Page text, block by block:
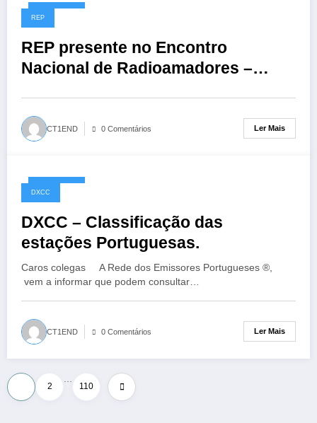
01/06/2026
REP
REP presente no Encontro
Nacional de Radioamadores –
CT1END 0 Comentários Ler Mais
10/05/2026
DXCC
DXCC – Classificação das
estações Portuguesas.
Caros colegas A Rede dos Emissores Portugueses ®,
vem a informar que podem consultar…
CT1END 0 Comentários Ler Mais
Paginação
dos
2
…
110